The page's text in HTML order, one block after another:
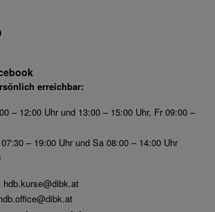
erreichbar:
– 12:00 Uhr und 13:00 – 15:00 Uhr, Fr 09:00 –
– 19:00 Uhr und Sa 08:00 – 14:00 Uhr
hdb.kurse@dibk.at